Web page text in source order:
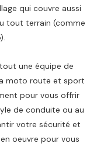
qui couvre aussi
tout terrain (comme
une équipe de
moto route et sport
pour vous offrir
de conduite ou au
votre sécurité et
oeuvre pour vous